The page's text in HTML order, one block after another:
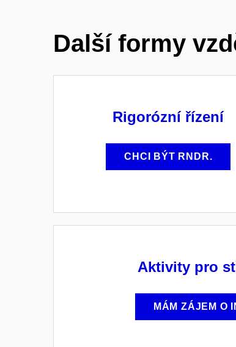
Další formy
Rigorózní řízení
CHCI BÝT RNDR.
Aktivity pro
MÁM ZÁJEM O